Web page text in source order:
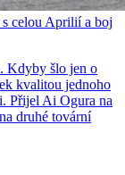
celou Aprilií a boj
Kdyby šlo jen o
kvalitou jednoho
Přijel Ai Ogura na
druhé tovární